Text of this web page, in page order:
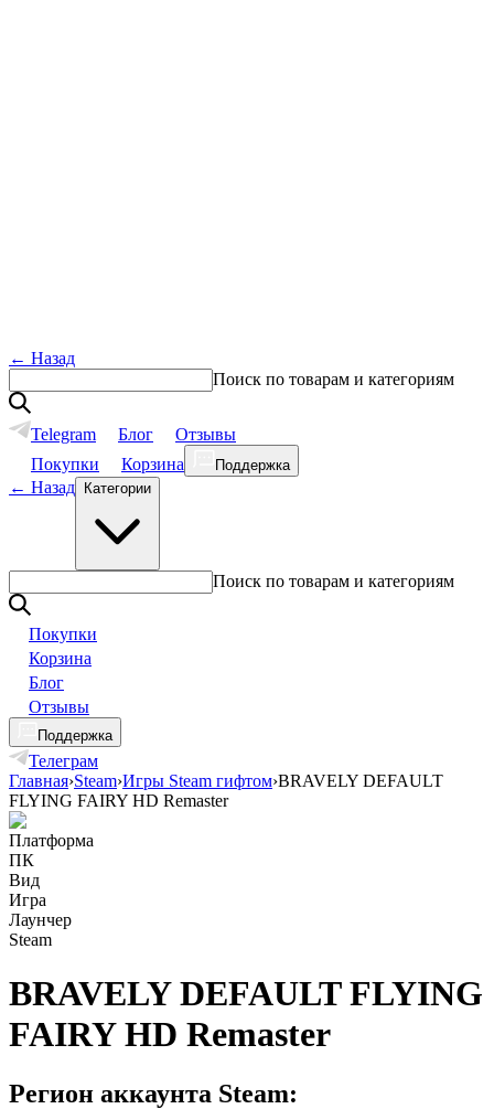
← Назад
Поиск по товарам и категориям
Telegram Блог
Отзывы
Покупки
Корзина Поддержка
← Назад Категории
Поиск по товарам и категориям
Покупки
Корзина
Блог
Отзывы
Поддержка
Телеграм
Главная›Steam›Игры Steam гифтом›BRAVELY DEFAULT
FLYING FAIRY HD Remaster
Платформа
ПК
Вид
Игра
Лаунчер
Steam
BRAVELY DEFAULT FLYING
FAIRY HD Remaster
Регион аккаунта Steam: